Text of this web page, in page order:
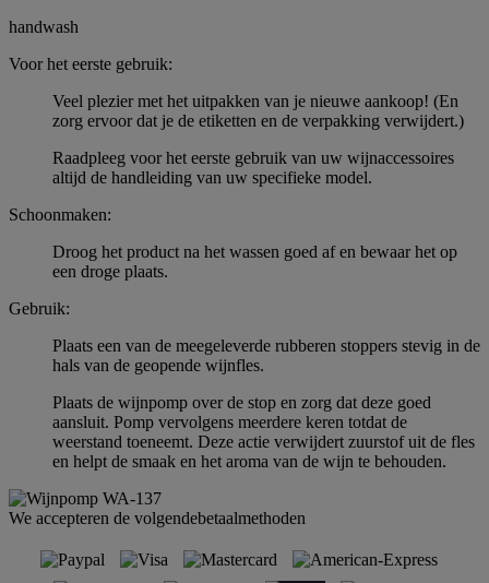
handwash
Voor het eerste gebruik:
Veel plezier met het uitpakken van je nieuwe aankoop! (En
zorg ervoor dat je de etiketten en de verpakking verwijdert.)
Raadpleeg voor het eerste gebruik van uw wijnaccessoires
altijd de handleiding van uw specifieke model.
Schoonmaken:
Droog het product na het wassen goed af en bewaar het op
een droge plaats.
Gebruik:
Plaats een van de meegeleverde rubberen stoppers stevig in de
hals van de geopende wijnfles.
Plaats de wijnpomp over de stop en zorg dat deze goed
aansluit. Pomp vervolgens meerdere keren totdat de
weerstand toeneemt. Deze actie verwijdert zuurstof uit de fles
en helpt de smaak en het aroma van de wijn te behouden.
We accepteren de volgendebetaalmethoden